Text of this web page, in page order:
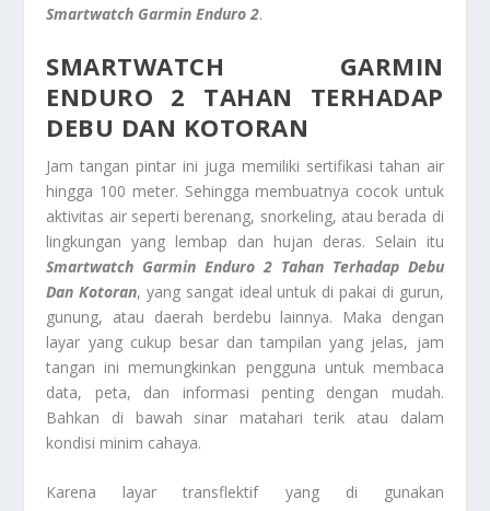
Smartwatch Garmin Enduro 2.
SMARTWATCH GARMIN
ENDURO 2 TAHAN TERHADAP
DEBU DAN KOTORAN
Jam tangan pintar ini juga memiliki sertifikasi tahan air
hingga 100 meter. Sehingga membuatnya cocok untuk
aktivitas air seperti berenang, snorkeling, atau berada di
lingkungan yang lembap dan hujan deras. Selain itu
Smartwatch Garmin Enduro 2 Tahan Terhadap Debu
Dan Kotoran, yang sangat ideal untuk di pakai di gurun,
gunung, atau daerah berdebu lainnya. Maka dengan
layar yang cukup besar dan tampilan yang jelas, jam
tangan ini memungkinkan pengguna untuk membaca
data, peta, dan informasi penting dengan mudah.
Bahkan di bawah sinar matahari terik atau dalam
kondisi minim cahaya.
Karena layar transflektif yang di gunakan